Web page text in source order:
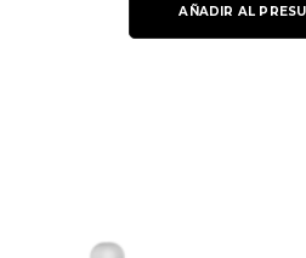
AÑADIR AL